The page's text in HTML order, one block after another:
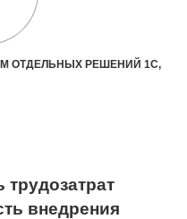
ОТДЕЛЬНЫХ РЕШЕНИЙ 1С,
внедрения